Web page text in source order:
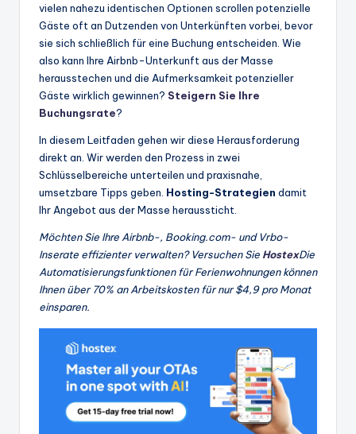
vielen nahezu identischen Optionen scrollen potenzielle
Gäste oft an Dutzenden von Unterkünften vorbei, bevor
sie sich schließlich für eine Buchung entscheiden. Wie
also kann Ihre Airbnb-Unterkunft aus der Masse
herausstechen und die Aufmerksamkeit potenzieller
Gäste wirklich gewinnen? Steigern Sie Ihre
Buchungsrate?
In diesem Leitfaden gehen wir diese Herausforderung
direkt an. Wir werden den Prozess in zwei
Schlüsselbereiche unterteilen und praxisnahe,
umsetzbare Tipps geben. Hosting-Strategien damit
Ihr Angebot aus der Masse heraussticht.
Möchten Sie Ihre Airbnb-, Booking.com- und Vrbo-
Inserate effizienter verwalten? Versuchen Sie HostexDie
Automatisierungsfunktionen für Ferienwohnungen können
Ihnen über 70% an Arbeitskosten für nur $4,9 pro Monat
einsparen.